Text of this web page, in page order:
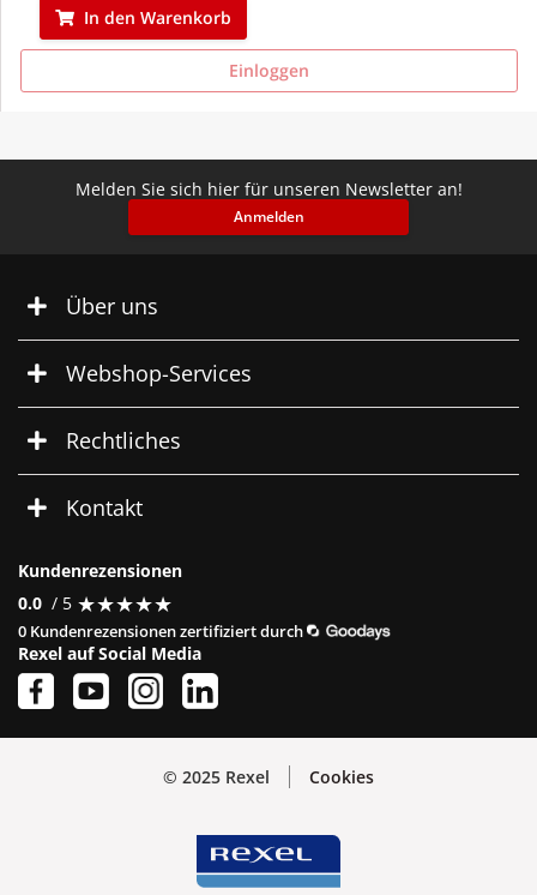
In den Warenkorb
Einloggen
Melden Sie sich hier für unseren Newsletter an!
Anmelden
Über uns
Webshop-Services
Rechtliches
Kontakt
Kundenrezensionen
0.0 / 5 ★★★★★
★★★★★
0 Kundenrezensionen zertifiziert durch
Rexel auf Social Media
© 2025 Rexel Cookies